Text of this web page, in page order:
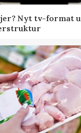
Nyt tv-format